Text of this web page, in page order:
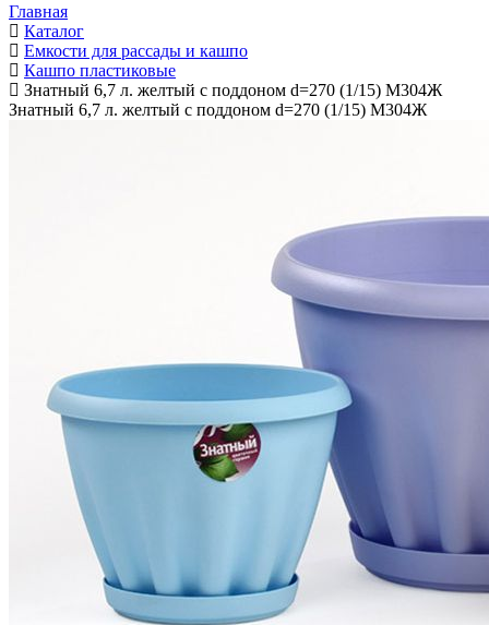
Главная
Каталог
Емкости для рассады и кашпо
Кашпо пластиковые
Знатный 6,7 л. желтый с поддоном d=270 (1/15) М304Ж
Знатный 6,7 л. желтый с поддоном d=270 (1/15) М304Ж